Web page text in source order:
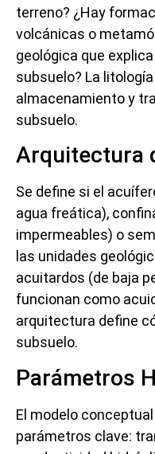
terreno? ¿Hay
volcánicas o
geológica que
subsuelo? La
almacenamiento y
subsuelo.
Arquitectura
Se define si el
agua freática),
impermeables) o
las unidades
acuitardos (de baja
funcionan como
arquitectura define
subsuelo.
Parámetros
El modelo
parámetros clave: